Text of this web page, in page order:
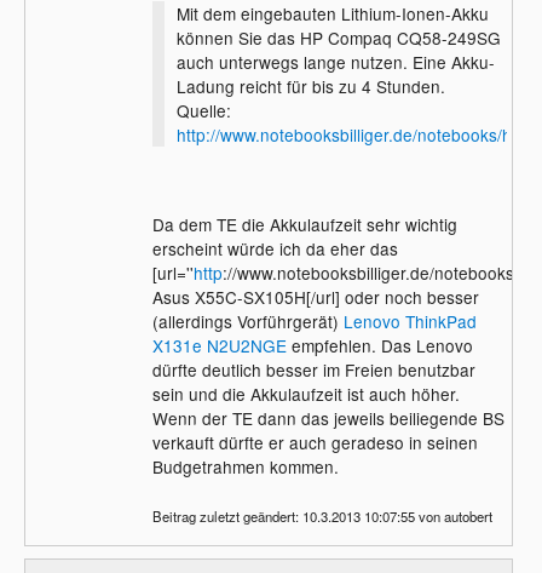
Mit dem eingebauten Lithium-Ionen-Akku
können Sie das HP Compaq CQ58-249SG
auch unterwegs lange nutzen. Eine Akku-
Ladung reicht für bis zu 4 Stunden.
Quelle:
http://www.notebooksbilliger.de/notebooks/
Da dem TE die Akkulaufzeit sehr wichtig
erscheint würde ich da eher das
[url=''http://www.notebooksbilliger.de/notebooks/
Asus X55C-SX105H[/url] oder noch besser
(allerdings Vorführgerät) Lenovo ThinkPad
X131e N2U2NGE empfehlen. Das Lenovo
dürfte deutlich besser im Freien benutzbar
sein und die Akkulaufzeit ist auch höher.
Wenn der TE dann das jeweils beiliegende BS
verkauft dürfte er auch geradeso in seinen
Budgetrahmen kommen.
Beitrag zuletzt geändert: 10.3.2013 10:07:55 von autobert